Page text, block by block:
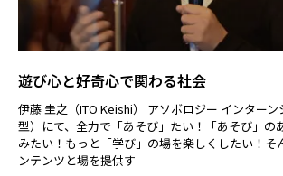
遊び心と好奇心で関わる社会
伊藤 圭之（ITO Keishi） アソボロジー インター
型）にて、全力で「あそび」たい！「あそび」の
みたい！もっと「学び」の場を楽しくしたい！そ
ンテンツと場を提供す